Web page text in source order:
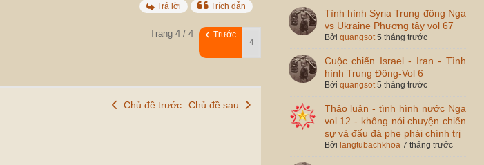
Trả lời Trích dẫn
Trang 4 / 4 Trước
Chủ đề trước Chủ đề sau
Tình hình Syria Trung đông Nga
vs Ukraine Phương tây vol 67
Bởi quangsot 5 tháng trước
Cuộc chiến Israel - Iran - Tình
hình Trung Đông-Vol 6
Bởi quangsot 5 tháng trước
Thảo luận - tình hình nước Nga
vol 12 - không nói chuyện chiến
sự và đấu đá phe phái chính trị
Bởi langtubachkhoa 7 tháng trước